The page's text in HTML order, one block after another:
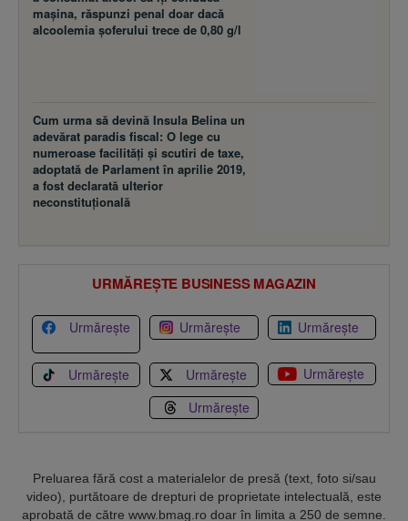
maşina, răspunzi penal doar dacă
alcoolemia şoferului trece de 0,80 g/l
Cum urma să devină Insula Belina un
adevărat paradis fiscal: O lege cu
numeroase facilităţi şi scutiri de taxe,
adoptată de Parlament în aprilie 2019,
a fost declarată ulterior
neconstituţională
URMĂREȘTE BUSINESS MAGAZIN
Urmărește Urmărește Urmărește
Urmărește Urmărește
Urmărește
Urmărește
Preluarea fără cost a materialelor de presă (text, foto si/sau
video), purtătoare de drepturi de proprietate intelectuală, este
aprobată de către www.bmag.ro doar în limita a 250 de semne.